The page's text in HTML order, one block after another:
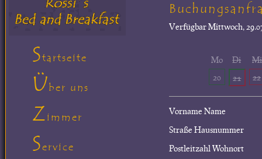
VerfügbarMittwoch,
Mo
20
Di
21
Mi
22
Vorname Name
Straße Hausnummer
Postleitzahl Wohnort
Startseite
Über uns
Zimmer
Service